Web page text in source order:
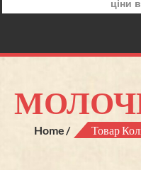
ціни
Home Товар